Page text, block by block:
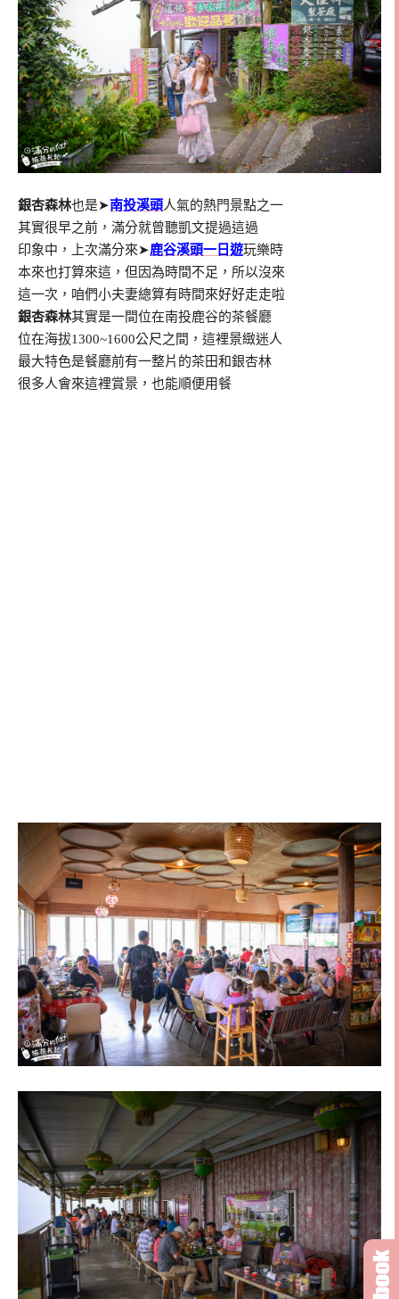
銀杏森林也是➤南投溪頭人氣的熱門景點之一
其實很早之前，滿分就曾聽凱文提過這過
印象中，上次滿分來➤鹿谷溪頭一日遊玩樂時
本來也打算來這，但因為時間不足，所以沒來
這一次，咱們小夫妻總算有時間來好好走走啦
銀杏森林其實是一間位在南投鹿谷的茶餐廳
位在海拔1300~1600公尺之間，這裡景緻迷人
最大特色是餐廳前有一整片的茶田和銀杏林
很多人會來這裡賞景，也能順便用餐